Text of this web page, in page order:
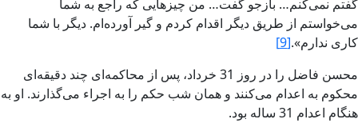
گفتم نمى‌کنم… بازجو گفت… من چيزهايى که راجع به شما
مى‌خواستم از طريق ديگر اقدام کردم و گير آورده‌ام. ديگر با شما
کارى ندارم‌».[9]
محسن فاضل را در روز 31 خرداد، پس‏ از محاکمه‌اى چند دقيقه‌اى
محکوم به اعدام مى‌کنند و همان شب حکم را به اجراء مى‌گذارند. او به
هنگام اعدام 31 ساله بود.